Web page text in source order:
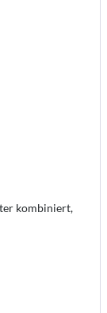
kombiniert,